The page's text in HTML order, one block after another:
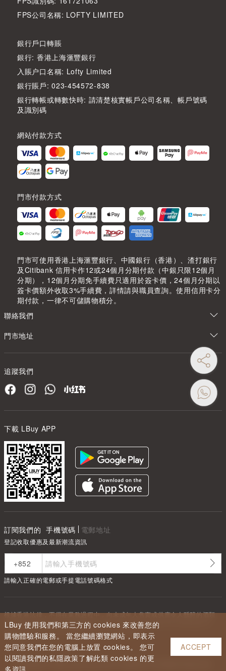
LBuy 使用我們和第三方的 cookies 來改善您的
購物體驗和服務。 當您繼續瀏覽網站，即表示
您同意我們在您的電腦上放置 cookies。 您可
以閱讀我們的私隱政策了解此類 cookies 的更
多資訊。
ACCEPT
FPS公司名稱: LOFTY LIMITED
銀行戶口轉賬
銀行: 香港上海滙豐銀行
入賬户口名稱: Lofty Limited
銀行賬戶: 023-454572-838
銀行轉帳或轉數快時: 請清楚核實帳戶公司名稱、帳戶號碼
及識別碼
網站付款方式
門市付款方式
門市可使用香港上海滙豐銀行、中國銀行（香港）、渣打銀行
及Citibank 信用卡作12或24個月分期付款（中銀只限12個月
分期），12個月分期免手續費只適用於簽卡價，24個月分期以
簽卡價額外收取3%手續費，詳情請與職員查詢。使用信用卡分
期付款，一律不可儲購物積分。
聯絡我們
門市地址
追蹤我們
下載 LBuy APP
訂閱我們的 手機號碼 電郵地址
登記收取優惠及最新潮流資訊
請輸入正確的電郵或手提電話號碼格式
根據香港法律，不得在業務過程中，向未成年人售賣或供應令人醺醉的酒類
Under the law of Hong Kong, intoxicating liquor must not be sold or
supplied to a minor in the course of business.
Copyright ©2026LBUY @ LOFTY LIMITED. All Rights Reserved.